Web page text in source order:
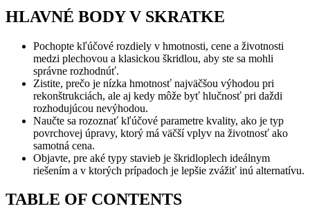
HLAVNÉ BODY V SKRATKE
Pochopte kľúčové rozdiely v hmotnosti, cene a životnosti
medzi plechovou a klasickou škridlou, aby ste sa mohli
správne rozhodnúť.
Zistite, prečo je nízka hmotnosť najväčšou výhodou pri
rekonštrukciách, ale aj kedy môže byť hlučnosť pri daždi
rozhodujúcou nevýhodou.
Naučte sa rozoznať kľúčové parametre kvality, ako je typ
povrchovej úpravy, ktorý má väčší vplyv na životnosť ako
samotná cena.
Objavte, pre aké typy stavieb je škridloplech ideálnym
riešením a v ktorých prípadoch je lepšie zvážiť inú alternatívu.
TABLE OF CONTENTS